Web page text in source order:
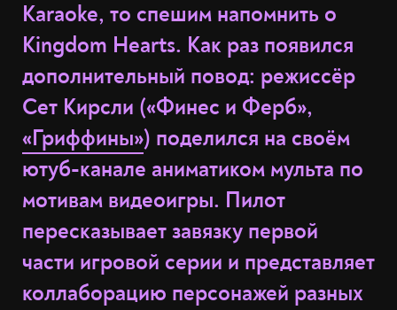
Karaoke, то спешим напомнить о
Kingdom Hearts. Как раз появился
дополнительный повод: режиссёр
Сет Кирсли («Финес и Ферб»,
«Гриффины») поделился на своём
ютуб-канале аниматиком мульта по
мотивам видеоигры. Пилот
пересказывает завязку первой
части игровой серии и представляет
коллаборацию персонажей разных